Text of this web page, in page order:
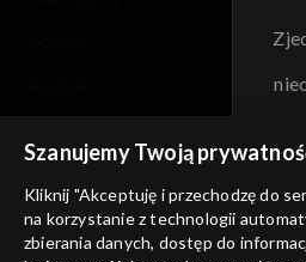
informacje o dostawcy usług
Szanujemy Twoją
Kliknij "Akceptuję i przechodzę do
na korzystanie z technologii
zbierania danych, dostęp do